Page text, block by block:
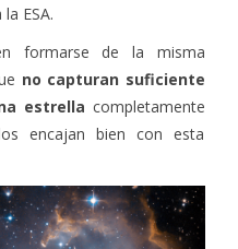
ESA.
formarse de la misma
no capturan suficiente
estrella completamente
encajan bien con esta